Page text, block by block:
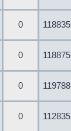
0 118835
0 118875
0 119788
0 112835